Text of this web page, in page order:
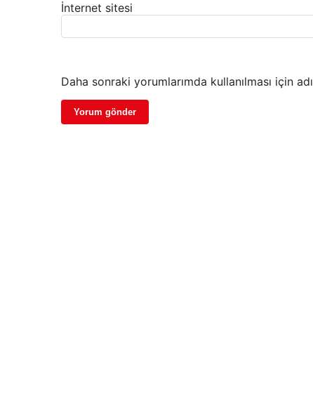
İnternet sitesi
Daha sonraki yorumlarımda kullanılması için